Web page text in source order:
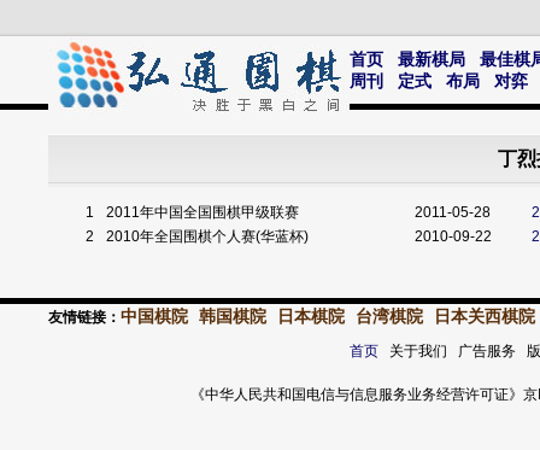
首页 最新棋局
最佳棋
周刊
定式 布局 对弈
丁
1 2011年中国全国围棋甲级联赛 2011-05-28
2
2010年全国围棋个人赛(华蓝杯) 2010-09-22
友情链接： 中国棋院 韩国棋院 日本棋院 台湾棋院 日本关西棋院
首页关于我们 广告服务
《中华人民共和国电信与信息服务业务经营许可证